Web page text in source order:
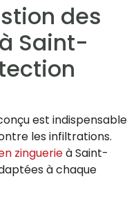
des
Saint-
est indispensable
les infiltrations.
zinguerieà Saint-
à chaque